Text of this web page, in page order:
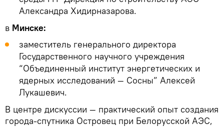
Александра Хидирназарова.
в Минске:
заместитель генерального директора
Государственного научного учреждения
“Объединенный институт энергетических и
ядерных исследований — Сосны” Алексей
Лукашевич.
В центре дискуссии — практический опыт создания
города-спутника Островец при Белорусской АЭС,